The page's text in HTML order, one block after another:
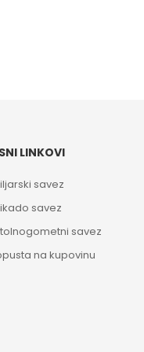
LINKOVI
savez
savez
savez
na kupovinu